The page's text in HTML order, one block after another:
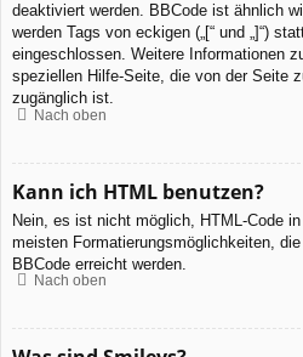
deaktiviert werden. BBCode ist ähnlich
werden Tags von eckigen („[“ und „]“)
eingeschlossen. Weitere Informationen
speziellen Hilfe-Seite, die von der Seite
zugänglich ist.
Nach oben
Kann ich HTML benutzen?
Nein, es ist nicht möglich, HTML-Code
meisten Formatierungsmöglichkeiten,
BBCode erreicht werden.
Nach oben